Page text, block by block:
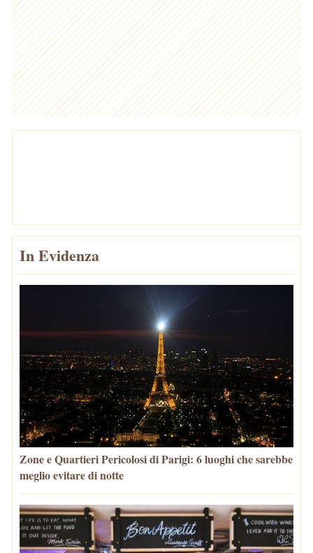
In Evidenza
Zone e Quartieri Pericolosi di Parigi: 6 luoghi che sarebbe
meglio evitare di notte